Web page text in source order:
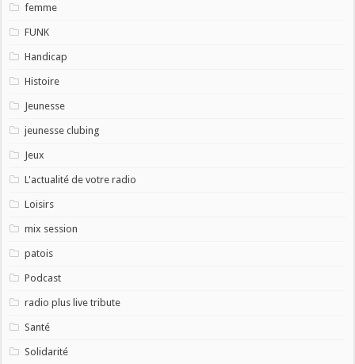
femme
FUNK
Handicap
Histoire
Jeunesse
jeunesse clubing
Jeux
L'actualité de votre radio
Loisirs
mix session
patois
Podcast
radio plus live tribute
Santé
Solidarité